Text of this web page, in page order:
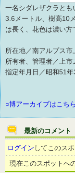
一名シダレザクラと
3.6メートル、樹高10
は長く、花色は濃い方
所在地／南アルプス市
所有者、管理者／上
指定年月日／昭和51年
○博アーカイブはこちら
最新のコメント
ログイン してこのス
現在このスポットへ